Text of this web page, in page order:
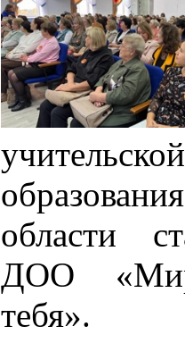
области
ДОО
тебя».